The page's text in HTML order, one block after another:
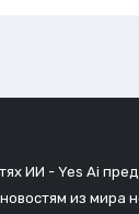
ИИ - Yes Ai
из мира